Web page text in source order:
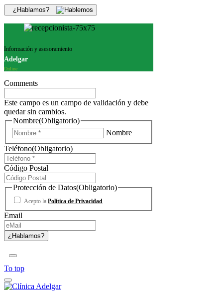
¿Hablamos?
Información y asesoramiento
Adelgar
Online
Comments
Este campo es un campo de validación y debe
quedar sin cambios.
Nombre(Obligatorio)
Nombre
Teléfono(Obligatorio)
Código Postal
Protección de Datos(Obligatorio)
Acepto la Política de Privacidad
Email
To top